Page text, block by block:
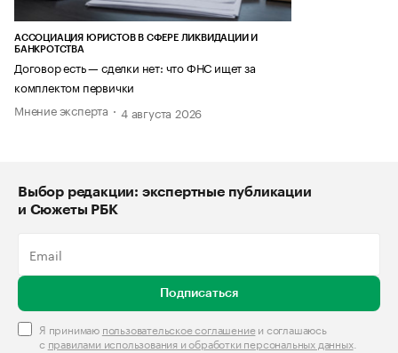
АССОЦИАЦИЯ ЮРИСТОВ В СФЕРЕ ЛИКВИДАЦИИ И
БАНКРОТСТВА
Договор есть — сделки нет: что ФНС ищет за
комплектом первички
Мнение эксперта
4 августа 2026
Выбор редакции: экспертные публикации
и Сюжеты РБК
Подписаться
Я принимаю пользовательское соглашениеи соглашаюсь
с правилами использования и обработки персональных данных.